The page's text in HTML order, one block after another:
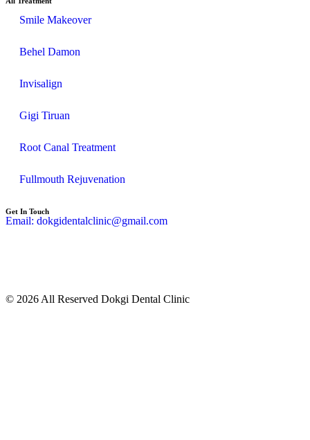
Smile Makeover
Behel Damon
Invisalign
Gigi Tiruan
Root Canal Treatment
Fullmouth Rejuvenation
Get In Touch
Email: dokgidentalclinic@gmail.com
© 2026 All Reserved Dokgi Dental Clinic